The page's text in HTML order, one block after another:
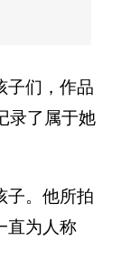
子们，作品
录了属于她
子。他所拍
直为人称